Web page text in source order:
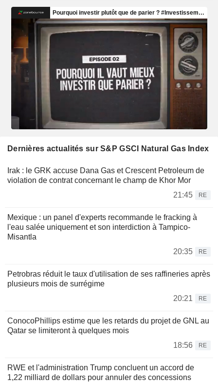
Dernières actualités sur S&P GSCI Natural Gas Index
Irak : le GRK accuse Dana Gas et Crescent Petroleum de
violation de contrat concernant le champ de Khor Mor
21:45
RE
Mexique : un panel d'experts recommande le fracking à
l'eau salée uniquement et son interdiction à Tampico-
Misantla
20:35
RE
Petrobras réduit le taux d'utilisation de ses raffineries après
plusieurs mois de surrégime
20:21
RE
ConocoPhillips estime que les retards du projet de GNL au
Qatar se limiteront à quelques mois
18:56
RE
RWE et l'administration Trump concluent un accord de
1,22 milliard de dollars pour annuler des concessions